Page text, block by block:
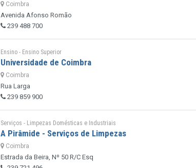
Coimbra
Avenida Afonso Romão
239 488 700
Ensino - Ensino Superior
Universidade de Coimbra
Coimbra
Rua Larga
239 859 900
Serviços - Limpezas Domésticas e Industriais
A Pirâmide - Serviços de Limpezas
Coimbra
Estrada da Beira, Nº 50 R/C Esq